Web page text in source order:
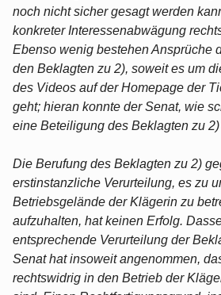
noch nicht sicher gesagt werden
konkreter Interessenabwägung
Ebenso wenig bestehen Ansprüche
den Beklagten zu 2), soweit es um
des Videos auf der Homepage der
geht; hieran konnte der Senat, wie
eine Beteiligung des Beklagten zu
Die Berufung des Beklagten zu 2)
erstinstanzliche Verurteilung, es zu
Betriebsgelände der Klägerin zu
aufzuhalten, hat keinen Erfolg.
entsprechende Verurteilung der
Senat hat insoweit angenommen,
rechtswidrig in den Betrieb der